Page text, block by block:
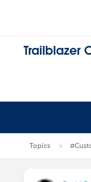
Trailblazer
Topics